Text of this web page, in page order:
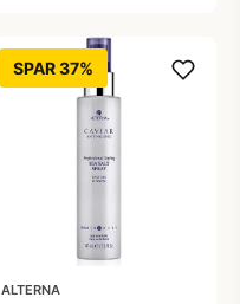
SPAR 37%
ALTERNA